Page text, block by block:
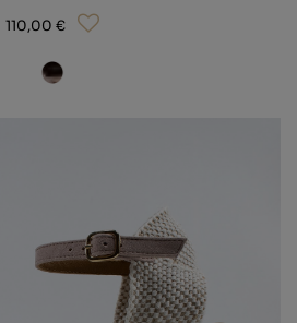
110,00 €